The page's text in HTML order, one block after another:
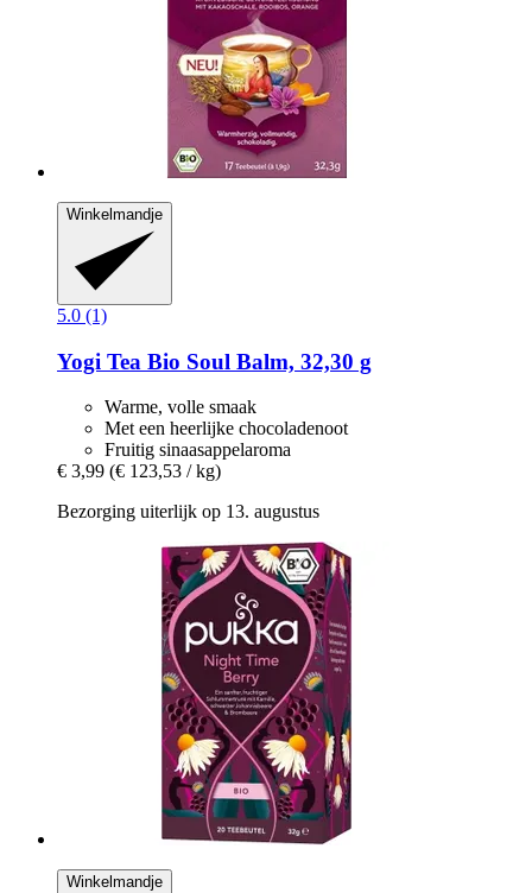
Winkelmandje
5.0 (1)
Yogi Tea Bio Soul Balm, 32,30 g
Warme, volle smaak
Met een heerlijke chocoladenoot
Fruitig sinaasappelaroma
€ 3,99 (€ 123,53 / kg)
Bezorging uiterlijk op 13. augustus
Winkelmandje